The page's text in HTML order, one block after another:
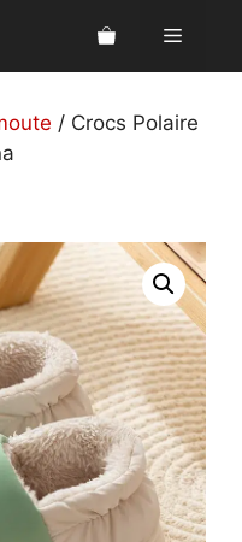
Menu
/ Crocs Polaire